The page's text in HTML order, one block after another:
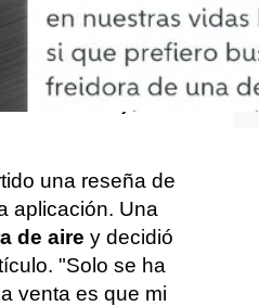
días te
Wallapop que
otro curioso
una carcajada a
una reseña de
aplicación. Una
de aire y decidió
"Solo se ha
venta es que mi